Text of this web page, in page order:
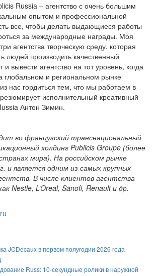
Russia – агентство с очень большим
опытом и профессиональной
все, чтобы делать выдающиеся работы
за международные награды. Моя
агентства творческую среду, которая
людей производить качественный
вывести агентство на тот уровень, когда
глобальном и региональном рынке
нас гордиться тем, что мы работаем в
исполнительный креативный
Антон Зимин.
во французский транснациональный
холдинг Publicis Groupe (более
мира). На российском рынке
и является одним из самых крупных
В числе клиентов агентства
Nestle, L’Oreal, Sanofi, Renault и др.
JCDecaux в первом полугодии 2026 года
Russ: 10-секундные ролики в наружной